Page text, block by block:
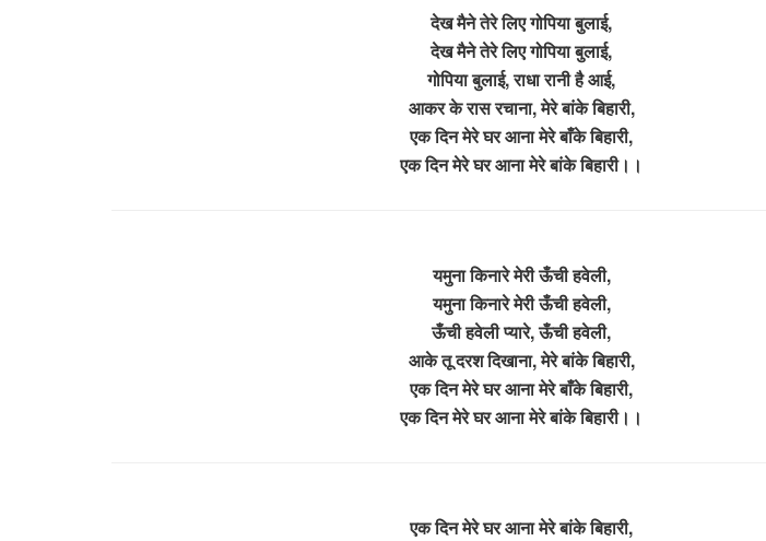
देख मैने तेरे लिए गोपिया बुलाई,
देख मैने तेरे लिए गोपिया बुलाई,
गोपिया बुलाई, राधा रानी है आई,
आकर के रास रचाना, मेरे बांके बिहारी,
एक दिन मेरे घर आना मेरे बाँके बिहारी,
एक दिन मेरे घर आना मेरे बांके बिहारी।।
यमुना किनारे मेरी ऊँची हवेली,
यमुना किनारे मेरी ऊँची हवेली,
ऊँची हवेली प्यारे, ऊँची हवेली,
आके तू दरश दिखाना, मेरे बांके बिहारी,
एक दिन मेरे घर आना मेरे बाँके बिहारी,
एक दिन मेरे घर आना मेरे बांके बिहारी।।
एक दिन मेरे घर आना मेरे बांके बिहारी,